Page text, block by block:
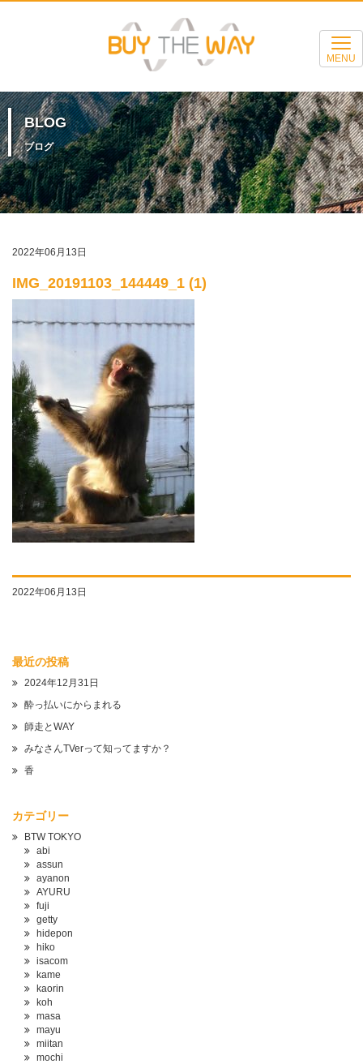
MENU
BLOG
ブログ
2022年06月13日
IMG_20191103_144449_1 (1)
2022年06月13日
最近の投稿
2024年12月31日
酔っ払いにからまれる
師走とWAY
みなさんTVerって知ってますか？
香
カテゴリー
BTW TOKYO
abi
assun
ayanon
AYURU
fuji
getty
hidepon
hiko
isacom
kame
kaorin
koh
masa
mayu
miitan
mochi